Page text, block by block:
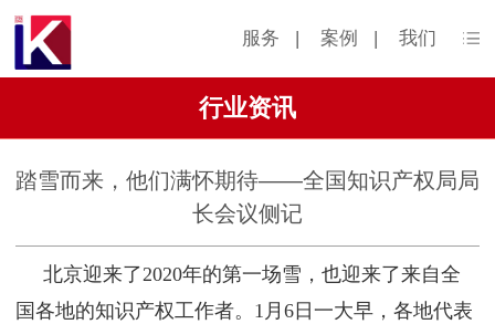
服务 | 案例 | 我们
行业资讯
踏雪而来，他们满怀期待——全国知识产权局局
长会议侧记
北京迎来了2020年的第一场雪，也迎来了来自全
国各地的知识产权工作者。1月6日一大早，各地代表